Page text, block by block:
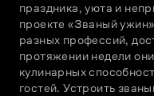
праздника, уюта и
проекте «Званый
разных профессий,
протяжении недели
кулинарных
гостей. Устроить